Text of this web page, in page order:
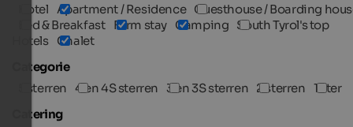
Hotel Apartment / Residence Guesthouse / Boarding
Bed & Breakfast Farm stay Camping South Tyrol's top
Hotels Chalet
Categorie
5 sterren 4 en 4S sterren 3 en 3S sterren 2 sterren 1 ster
Catering